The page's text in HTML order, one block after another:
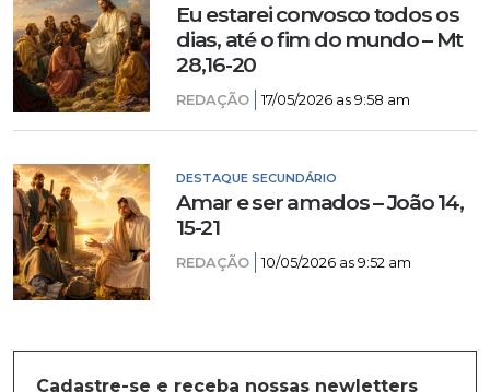
Eu estarei convosco todos os
dias, até o fim do mundo – Mt
28,16-20
REDAÇÃO 17/05/2026 as 9:58 am
DESTAQUE SECUNDÁRIO
Amar e ser amados – João 14,
15-21
REDAÇÃO 10/05/2026 as 9:52 am
Cadastre-se e receba nossas newletters